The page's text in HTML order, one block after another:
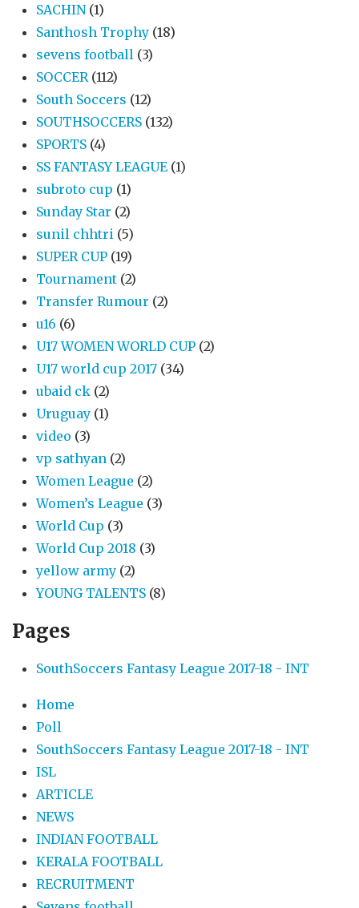
SACHIN (1)
Santhosh Trophy (18)
sevens football (3)
SOCCER (112)
South Soccers (12)
SOUTHSOCCERS (132)
SPORTS (4)
SS FANTASY LEAGUE (1)
subroto cup (1)
Sunday Star (2)
sunil chhtri (5)
SUPER CUP (19)
Tournament (2)
Transfer Rumour (2)
u16 (6)
U17 WOMEN WORLD CUP (2)
U17 world cup 2017 (34)
ubaid ck (2)
Uruguay (1)
video (3)
vp sathyan (2)
Women League (2)
Women’s League (3)
World Cup (3)
World Cup 2018 (3)
yellow army (2)
YOUNG TALENTS (8)
Pages
SouthSoccers Fantasy League 2017-18 - INT
Home
Poll
SouthSoccers Fantasy League 2017-18 - INT
ISL
ARTICLE
NEWS
INDIAN FOOTBALL
KERALA FOOTBALL
RECRUITMENT